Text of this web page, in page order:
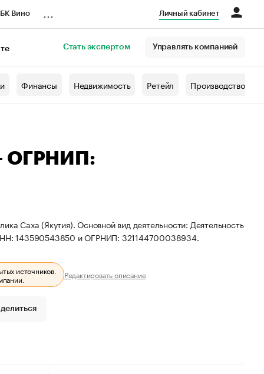
Вино Личный кабинет
Стать экспертом Управлять компанией
Финансы Недвижимость Ретейл Производство
ОГРНИП:
Саха (Якутия). Основной вид деятельности: Деятельность
143590543850 и ОГРНИП: 321144700038934.
источников.
Редактировать описание